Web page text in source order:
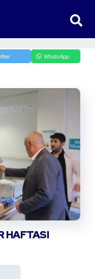
WhatsApp
HAFTASI